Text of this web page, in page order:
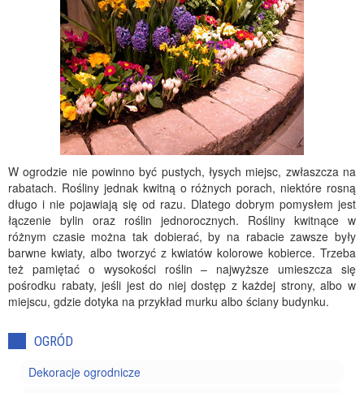
W ogrodzie nie powinno być pustych, łysych miejsc, zwłaszcza na
rabatach. Rośliny jednak kwitną o różnych porach, niektóre rosną
długo i nie pojawiają się od razu. Dlatego dobrym pomysłem jest
łączenie bylin oraz roślin jednorocznych. Rośliny kwitnące w
różnym czasie można tak dobierać, by na rabacie zawsze były
barwne kwiaty, albo tworzyć z kwiatów kolorowe kobierce. Trzeba
też pamiętać o wysokości roślin – najwyższe umieszcza się
pośrodku rabaty, jeśli jest do niej dostęp z każdej strony, albo w
miejscu, gdzie dotyka na przykład murku albo ściany budynku.
OGRÓD
Dekoracje ogrodnicze